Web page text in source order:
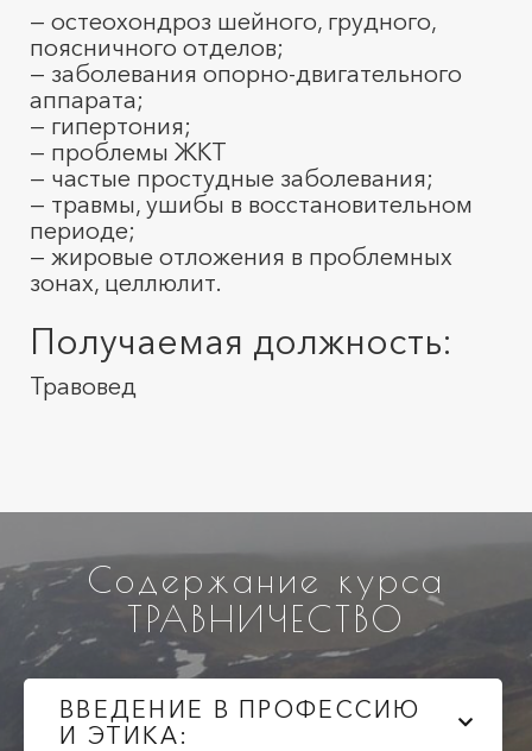
— остеохондроз шейного, грудного,
поясничного отделов;
— заболевания опорно-двигательного
аппарата;
— гипертония;
— проблемы ЖКТ
— частые простудные заболевания;
— травмы, ушибы в восстановительном
периоде;
— жировые отложения в проблемных
зонах, целлюлит.
Получаемая должность:
Травовед
Содержание курса
ТРАВНИЧЕСТВО
ВВЕДЕНИЕ В ПРОФЕССИЮ
И ЭТИКА: